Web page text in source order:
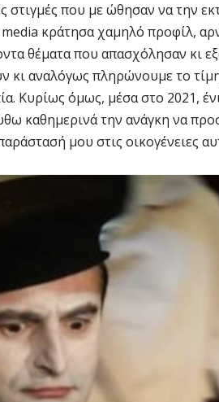
στιγμές που με ώθησαν να την
κράτησα χαμηλό προφίλ,
θέματα που απασχόλησαν κι
κι αναλόγως πληρώνουμε το
Κυρίως όμως, μέσα στο 2021,
καθημερινά την ανάγκη να
μου στις οικογένειες